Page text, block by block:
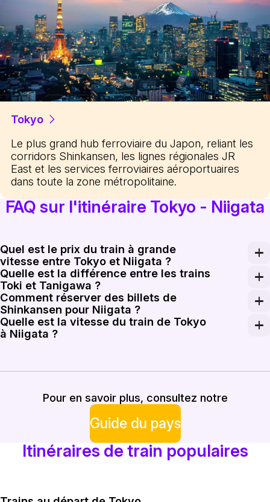
Tokyo
Le plus grand hub ferroviaire du Japon, reliant les
corridors Shinkansen, les lignes régionales JR
East et les services ferroviaires aéroportuaires
dans toute la zone métropolitaine.
FAQ sur l'itinéraire Tokyo - Niigata
Quel est le prix du train à grande
vitesse entre Tokyo et Niigata ?
Un aller simple pour le Shinkansen de Tokyo à
Quelle est la différence entre les trains
Toki et Tanigawa ?
Le Toki est le service principal parcourant toute la
Comment réserver des billets de
Shinkansen pour Niigata ?
Les billets peuvent être réservés sur le site Web ou
Quelle est la vitesse du train de Tokyo
à Niigata ?
Pour en savoir plus, consultez notre
Guide du pays
Itinéraires de train populaires